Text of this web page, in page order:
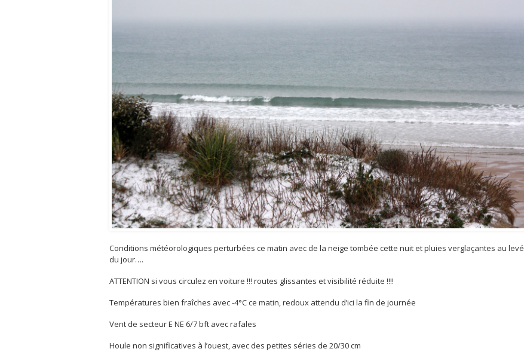
Conditions météorologiques perturbées ce matin avec de la neige tombée cette nuit et pluies verglaçantes au levé
du jour….
ATTENTION si vous circulez en voiture !!! routes glissantes et visibilité réduite !!!!
Températures bien fraîches avec -4°C ce matin, redoux attendu d’ici la fin de journée
Vent de secteur E NE 6/7 bft avec rafales
Houle non significatives à l’ouest, avec des petites séries de 20/30 cm